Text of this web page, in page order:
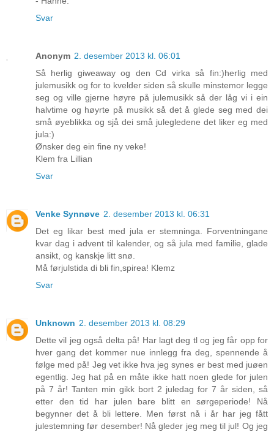
Svar
Anonym 2. desember 2013 kl. 06:01
Så herlig giweaway og den Cd virka så fin:)herlig med
julemusikk og for to kvelder siden så skulle minstemor legge
seg og ville gjerne høyre på julemusikk så der låg vi i ein
halvtime og høyrte på musikk så det å glede seg med dei
små øyeblikka og sjå dei små julegledene det liker eg med
jula:)
Ønsker deg ein fine ny veke!
Klem fra Lillian
Svar
Venke Synnøve 2. desember 2013 kl. 06:31
Det eg likar best med jula er stemninga. Forventningane
kvar dag i advent til kalender, og så jula med familie, glade
ansikt, og kanskje litt snø.
Må førjulstida di bli fin,spirea! Klemz
Svar
Unknown 2. desember 2013 kl. 08:29
Dette vil jeg også delta på! Har lagt deg tl og jeg får opp for
hver gang det kommer nue innlegg fra deg, spennende å
følge med på! Jeg vet ikke hva jeg synes er best med juøen
egentlig. Jeg hat på en måte ikke hatt noen glede for julen
på 7 år! Tanten min gikk bort 2 juledag for 7 år siden, så
etter den tid har julen bare blitt en sørgeperiode! Nå
begynner det å bli lettere. Men først nå i år har jeg fått
julestemning før desember! Nå gleder jeg meg til jul! Og jeg